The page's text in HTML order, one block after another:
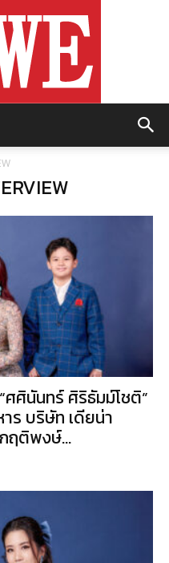
ศศินันทร์ ศิริธัมม์โชติ”
ร บริษัท เดียน่า
ฤติพงษ์...